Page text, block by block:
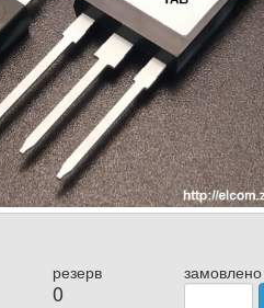
резерв
0
замовлено